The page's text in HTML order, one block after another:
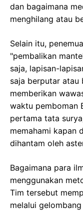
dan bagaimana
menghilang atau
Selain itu,
"pembalikan
saja, lapisan-
saja berputar atau
memberikan
waktu pemboman
pertama tata
memahami kapan
dihantam oleh
Bagaimana para
menggunakan
Tim tersebut
melalui